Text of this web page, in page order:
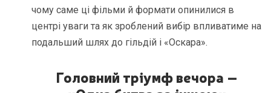
чому саме ці фільми й формати опинилися в
центрі уваги та як зроблений вибір впливатиме на
подальший шлях до гільдій і «Оскара».
Головний тріумф вечора –